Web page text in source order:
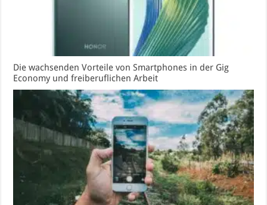
Die wachsenden Vorteile von Smartphones in der Gig
Economy und freiberuflichen Arbeit